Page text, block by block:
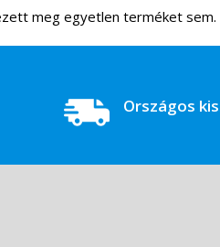
meg egyetlen terméket sem.
Országos